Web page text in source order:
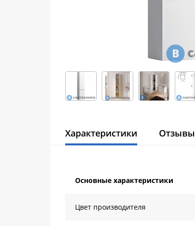
Характеристики Отзывы
Основные характеристики
Цвет производителя